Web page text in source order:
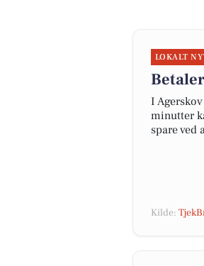
LOKALT
I
minutter
spare ved
Kilde: